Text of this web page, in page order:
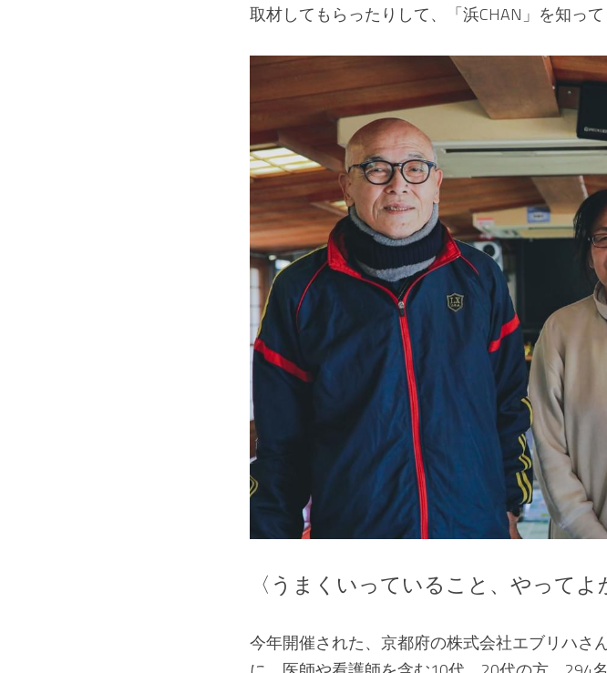
取材してもらったりして、「浜CHAN」を知って
〈うまくいっていること、やってよ
今年開催された、京都府の株式会社エブリハさ